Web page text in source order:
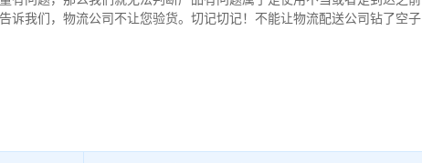
我们，物流公司不让您验货。切记切记！不能让物流配送公司钻了空子